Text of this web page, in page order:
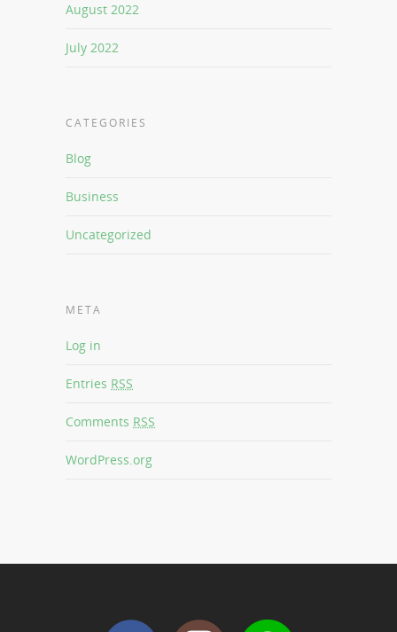
August 2022
July 2022
CATEGORIES
Blog
Business
Uncategorized
META
Log in
Entries RSS
Comments RSS
WordPress.org